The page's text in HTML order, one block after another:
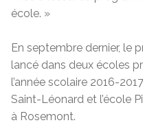
école. »
En septembre dernier, le
lancé dans deux écoles
l’année scolaire 2016-
Saint-Léonard et l’école
à Rosemont.